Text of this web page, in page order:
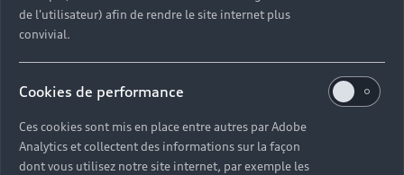
de l'utilisateur) afin de rendre le site internet plus
convivial.
Cookies de performance
Ces cookies sont mis en place entre autres par Adobe
Analytics et collectent des informations sur la façon
dont vous utilisez notre site internet, par exemple les